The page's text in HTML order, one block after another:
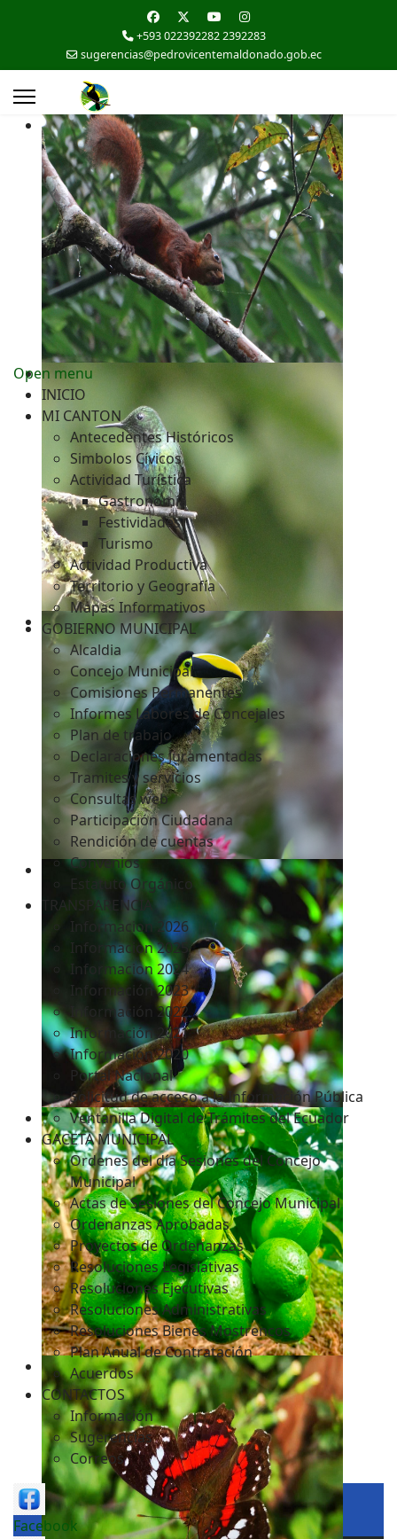
+593 022392282 2392283
sugerencias@pedrovicentemaldonado.gob.ec
Open menu
INICIO
MI CANTON
Antecedentes Históricos
Simbolos Cívicos
Actividad Turística
Gastronomía
Festividades
Turismo
Actividad Productiva
Territorio y Geografía
Mapas Informativos
GOBIERNO MUNICIPAL
Alcaldia
Concejo Municipal
Comisiones Permanentes
Informes Labores de Concejales
Plan de trabajo
Declaraciones Juramentadas
Tramites y servicios
Consultas web
Participación Ciudadana
Rendición de cuentas
Convenios
Estatuto Orgánico
TRANSPARENCIA
Informacion 2026
Informacion 2025
Informacion 2024
Información 2023
Información 2022
Información 2021
Información 2020
Portal Nacional
Solicitud de acceso a la Información Pública
Ventanilla Digital de Trámites del Ecuador
GACETA MUNICIPAL
Ordenes del día Sesiones del Concejo
Municipal
Actas de Sesiones del Concejo Municipal
Ordenanzas Aprobadas
Proyectos de Ordenanzas
Resoluciones Legislativas
Resoluciones Ejecutivas
Resoluciones Administrativas
Resoluciones Bienes Mostrencos
Plan Anual de Contratación
Acuerdos
CONTACTOS
Información
Sugerencias
Correos
Facebook